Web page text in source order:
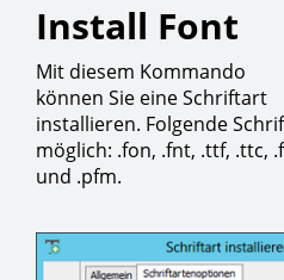
Install Font
Mit diesem Kommando
können Sie eine Schriftart
installieren. Folgende
möglich: .fon, .fnt, .ttf, .ttc,
und .pfm.